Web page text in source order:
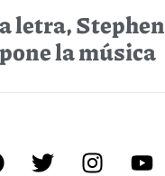
letra, Stephen
la música